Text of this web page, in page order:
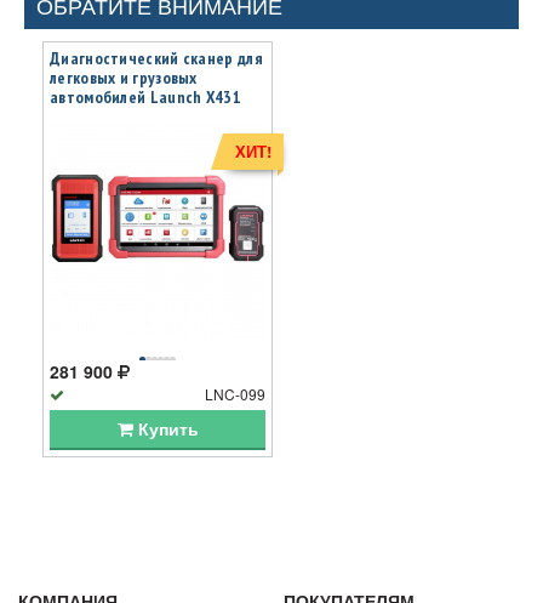
Диагностический сканер для
легковых и грузовых
автомобилей Launch X431
281 900
LNC-099
Купить
ХИТ!